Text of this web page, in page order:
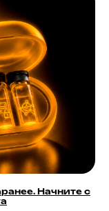
Начните с